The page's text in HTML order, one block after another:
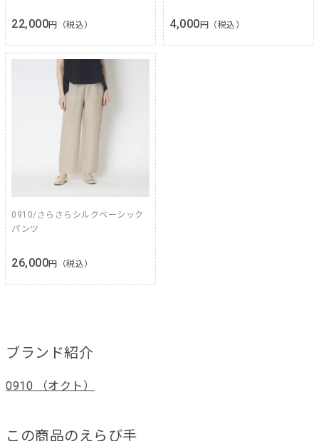
22,000円（税込） 4,000 円（税込）
0910/さらさらシルクベーシック
パンツ
26,000円（税込）
ブランド紹介
0910 （オクト）
この商品のえらび手